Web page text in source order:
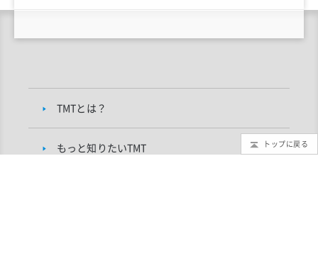
TMTとは？
もっと知りたいTMT トップに戻る